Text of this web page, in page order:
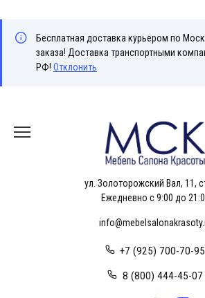
Бесплатная доставка курьером по
заказа! Доставка транспортными
РФ! Отклонить
содержанию
ул. Золоторожский Вал, 11,
Ежедневно с 9:00 до
+7 (925) 700-70-95
8 (800) 444-45-07